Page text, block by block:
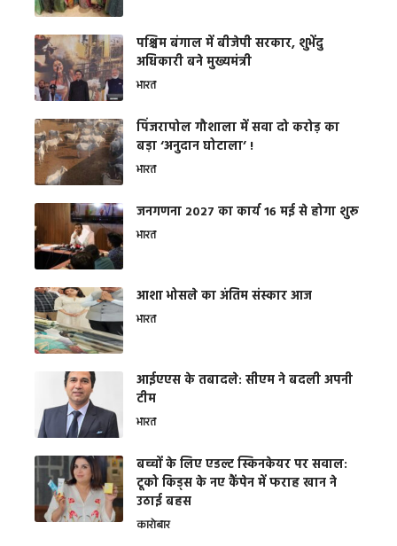
पश्चिम बंगाल में बीजेपी सरकार, शुभेंदु
अधिकारी बने मुख्यमंत्री
भारत
​पिंजरापोल गौशाला में सवा दो करोड़ का
बड़ा ‘अनुदान घोटाला’ !
भारत
जनगणना 2027 का कार्य 16 मई से होगा शुरू
भारत
आशा भोसले का अंतिम संस्कार आज
भारत
आईएएस के तबादले: सीएम ने बदली अपनी
टीम
भारत
बच्चों के लिए एडल्ट स्किनकेयर पर सवाल:
टूको किड्स के नए कैंपेन में फराह खान ने
उठाई बहस
कारोबार